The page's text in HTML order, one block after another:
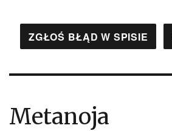
ZGŁOŚ BŁĄD W SPISIE
Metanoja